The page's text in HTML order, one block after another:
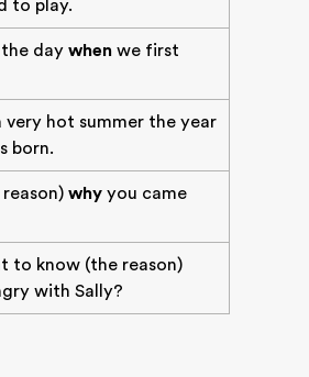
to play.
day when we first
very hot summer the year
born.
why you came
to know (the reason)
with Sally?